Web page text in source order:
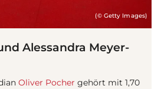
(© Getty Images)
Alessandra Meyer-
Oliver Pocher gehört mit 1,70